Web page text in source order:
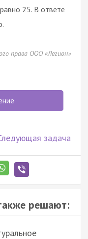
25. В ответе
права ООО «Легион»
задача
решают: